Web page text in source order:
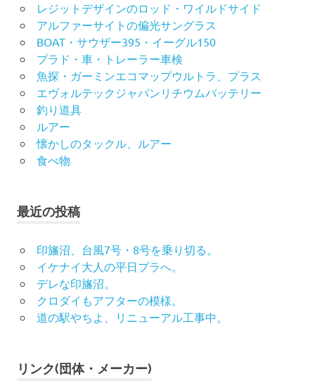
レジットデザインのロッド・ワイルドサイド
アルファーサイトの偏光サングラス
BOAT・サウザー395・イーグル150
プラド・車・トレーラー車検
魚探・ガーミンエコマップウルトラ、プラス
エヴォルテックジャパンリチウムバッテリー
釣り道具
ルアー
懐かしのタックル、ルアー
食べ物
最近の投稿
印旛沼、台風7号・8号を乗り切る。
イケナイ大人の平日プラへ。
デレな印旛沼。
クロダイもアフターの模様。
道の駅やちよ、リニューアル工事中。
リンク(団体・メーカー)